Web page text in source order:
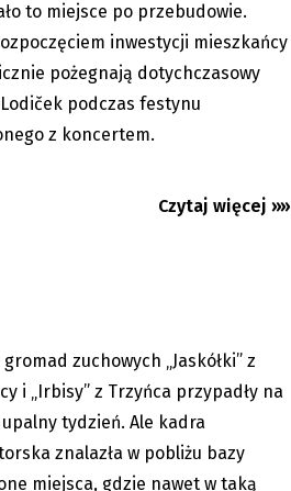
to miejsce po przebudowie.
inwestycji mieszkańcy
pożegnają dotychczasowy
podczas festynu
z koncertem.
Czytaj więcej »»
05.08.2026
jak… w Egipcie
zuchowych „Jaskółki” z
i „Irbisy” z Trzyńca przypadły na
tydzień. Ale kadra
znalazła w pobliżu bazy
miejsca, gdzie nawet w taką